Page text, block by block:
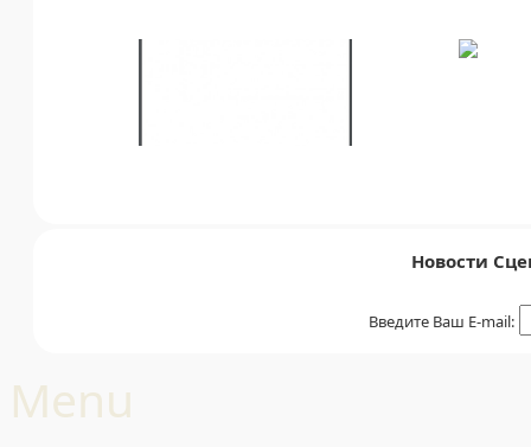
Новости
Введите Ваш E-mail:
Menu